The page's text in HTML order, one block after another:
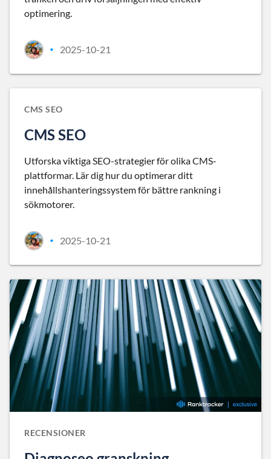
optimering.
• 2025-10-21
CMS SEO
CMS SEO
Utforska viktiga SEO-strategier för olika CMS-
plattformar. Lär dig hur du optimerar ditt
innehållshanteringssystem för bättre rankning i
sökmotorer.
• 2025-10-21
RECENSIONER